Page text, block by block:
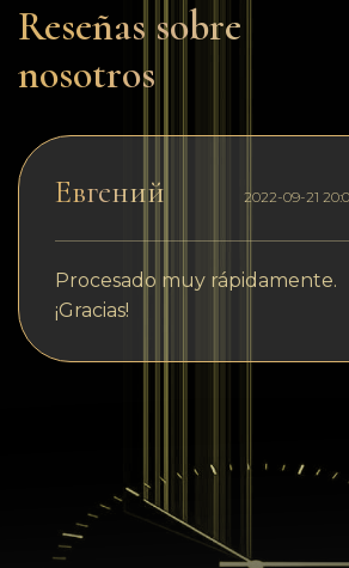
Reseñas sobre
nosotros
Евгений 2022-09-21
Procesado muy rápidamente.
¡Gracias!